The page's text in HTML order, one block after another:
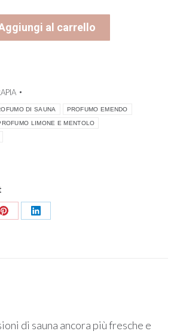
al carrello
DI SAUNA PROFUMO EMENDO
LIMONE E MENTOLO
CondividiCondividi
di sauna ancora più fresche e